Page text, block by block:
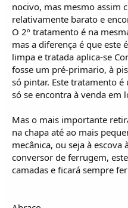
nocivo, mas mesmo assim
relativamente barato e
O 2º tratamento é na
mas a diferença é que este
limpa e tratada aplica-se
fosse um pré-primario, à
só pintar. Este tratamento
só se encontra à venda em
Mas o mais importante
na chapa até ao mais
mecânica, ou seja à escova
conversor de ferrugem,
camadas e ficará sempre